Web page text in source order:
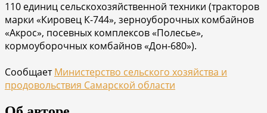
110 единиц сельскохозяйственной техники (тракторов
марки «Кировец К-744», зерноуборочных комбайнов
«Акрос», посевных комплексов «Полесье»,
кормоуборочных комбайнов «Дон-680»).
СообщаетМинистерство сельского хозяйства и
продовольствия Самарской области